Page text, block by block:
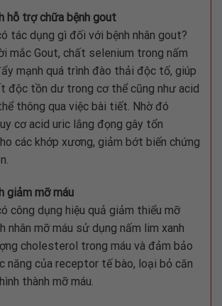
hỗ trợ chữa bệnh gout
tác dụng gì đối với bệnh nhân gout?
mắc Gout, chất selenium trong nấm
mạnh quá trình đào thải độc tố, giúp
độc tồn dư trong cơ thể cũng như acid
thông qua việc bài tiết. Nhờ đó
cơ acid uric lắng đọng gây tổn
các khớp xương, giảm bớt biến chứng
giảm mỡ máu
công dụng hiệu quả giảm thiểu mỡ
nhân mỡ máu sử dụng nấm lim xanh
cholesterol trong máu và đảm bảo
năng của receptor tế bào, loại bỏ căn
thành mỡ máu.